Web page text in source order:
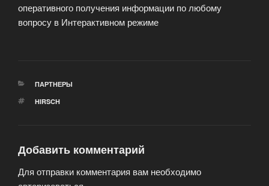
оперативного получения информации по любому
вопросу в Интерактивном режиме
РУБРИКИ
ПАРТНЕРЫ
МЕТКИ
HIRSCH
Добавить комментарий
Для отправки комментария вам необходимо